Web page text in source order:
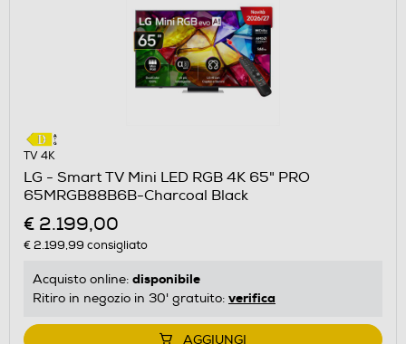
TV 4K
LG - Smart TV Mini LED RGB 4K 65" PRO
65MRGB88B6B-Charcoal Black
€ 2.199,00
€ 2.199,99 consigliato
Acquisto online: disponibile
Ritiro in negozio in 30' gratuito: verifica
AGGIUNGI